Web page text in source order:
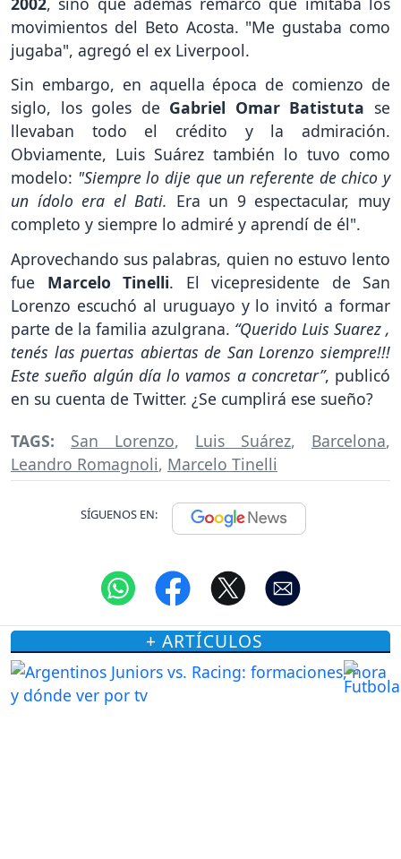
movimientos del Beto Acosta. "Me gustaba como
jugaba", agregó el ex Liverpool.
Sin embargo, en aquella época de comienzo de
siglo, los goles de Gabriel Omar Batistuta se
llevaban todo el crédito y la admiración.
Obviamente, Luis Suárez también lo tuvo como
modelo: "Siempre lo dije que un referente de chico y
un ídolo era el Bati. Era un 9 espectacular, muy
completo y siempre lo admiré y aprendí de él".
Aprovechando sus palabras, quien no estuvo lento
fue Marcelo Tinelli. El vicepresidente de San
Lorenzo escuchó al uruguayo y lo invitó a formar
parte de la familia azulgrana. “Querido Luis Suarez ,
tenés las puertas abiertas de San Lorenzo siempre!!!
Este sueño algún día lo vamos a concretar”, publicó
en su cuenta de Twitter. ¿Se cumplirá ese sueño?
TAGS: San Lorenzo, Luis Suárez, Barcelona,
Leandro Romagnoli, Marcelo Tinelli
SÍGUENOS EN:
+ ARTÍCULOS